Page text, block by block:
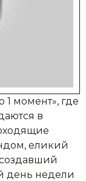
1 момент», где
в
еликий
день недели